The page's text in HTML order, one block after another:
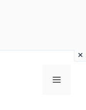
MENU